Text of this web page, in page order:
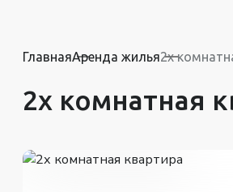
ГлавнаяАренда жилья2х
2х комнатная